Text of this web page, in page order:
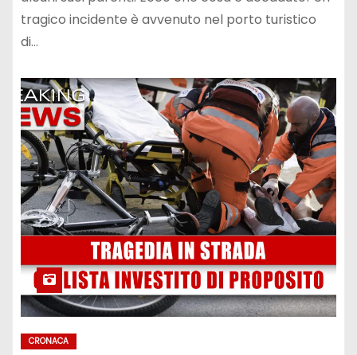
tragico incidente è avvenuto nel porto turistico
di…
CRONACA